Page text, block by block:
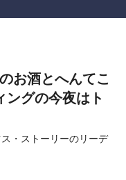
お酒とへんてこ
ングの今夜はト
・ストーリーのリーデ